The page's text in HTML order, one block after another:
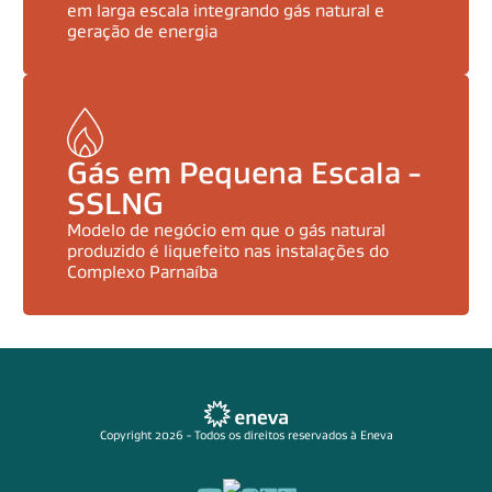
em larga escala integrando gás natural e
geração de energia
Gás em Pequena Escala -
SSLNG
Modelo de negócio em que o gás natural
produzido é liquefeito nas instalações do
Complexo Parnaíba
Copyright 2026 - Todos os direitos reservados à Eneva